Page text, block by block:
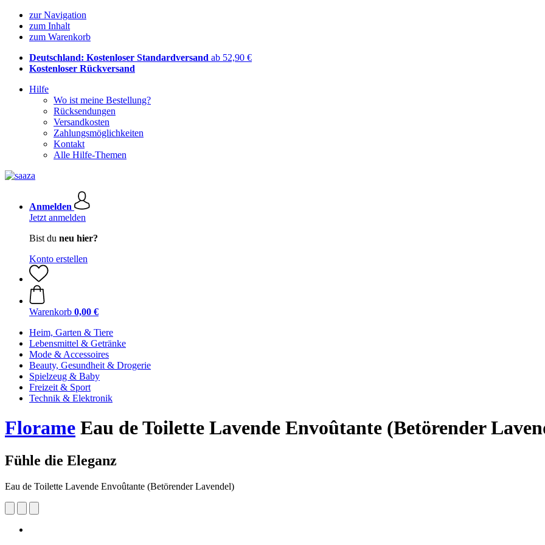
zur Navigation
zum Inhalt
zum Warenkorb
Deutschland: Kostenloser Standardversand ab 52,90 €
Kostenloser Rückversand
Hilfe
Wo ist meine Bestellung?
Rücksendungen
Versandkosten
Zahlungsmöglichkeiten
Kontakt
Alle Hilfe-Themen
Anmelden
Jetzt anmelden
Bist du neu hier?
Konto erstellen
Warenkorb 0,00 €
Heim, Garten & Tiere
Lebensmittel & Getränke
Mode & Accessoires
Beauty, Gesundheit & Drogerie
Spielzeug & Baby
Freizeit & Sport
Technik & Elektronik
Florame Eau de Toilette Lavende Envoûtante (Betörender
Fühle die Eleganz
Eau de Toilette Lavende Envoûtante (Betörender Lavendel)